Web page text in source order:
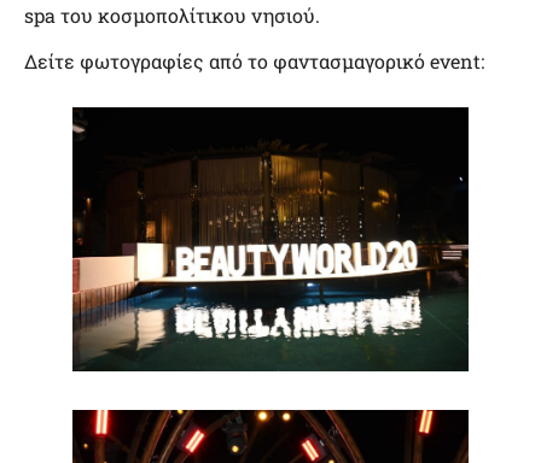
spa του κοσμοπολίτικου νησιού.
Δείτε φωτογραφίες από το φαντασμαγορικό event: